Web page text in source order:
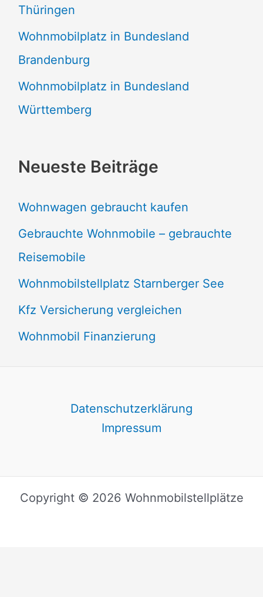
Thüringen
Wohnmobilplatz in Bundesland
Brandenburg
Wohnmobilplatz in Bundesland
Württemberg
Neueste Beiträge
Wohnwagen gebraucht kaufen
Gebrauchte Wohnmobile – gebrauchte
Reisemobile
Wohnmobilstellplatz Starnberger See
Kfz Versicherung vergleichen
Wohnmobil Finanzierung
Datenschutzerklärung
Impressum
Copyright © 2026 Wohnmobilstellplätze